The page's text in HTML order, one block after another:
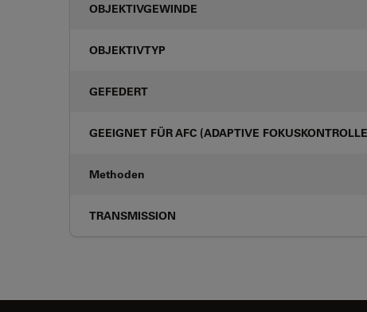
OBJEKTIVGEWINDE
OBJEKTIVTYP
GEFEDERT
GEEIGNET FÜR AFC (ADAPTIVE
Methoden
TRANSMISSION